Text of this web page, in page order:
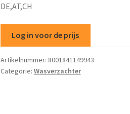
DE,AT,CH
Log in voor de prijs
Artikelnummer: 8001841149943
Categorie: Wasverzachter